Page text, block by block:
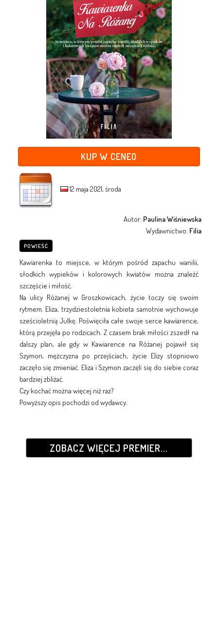
KUP W CENEO
12 maja 2021, środa
Autor: Paulina Wiśniewska
Wydawnictwo: Filia
POWIEŚĆ
Kawiarenka to miejsce, w którym pośród zapachu wanilii,
słodkich wypieków i kolorowych kwiatów można znaleźć
szczęście i miłość.
Na ulicy Różanej w Groszkowicach, życie toczy się swoim
rytmem. Eliza, trzydziestoletnia kobieta samotnie wychowuje
sześcioletnią Julkę. Poświęciła całe swoje serce kawiarence,
którą przejęła po rodzicach. Z czasem brak miłości zszedł na
dalszy plan, ale gdy w Kawiarence na Różanej pojawił się
Szymon, mężczyzna po przejściach, życie Elizy stopniowo
zaczęło się zmieniać. Eliza i Szymon zaczęli się do siebie coraz
bardziej zbliżać.
Czy kochać można więcej niż raz?
Powyższy opis pochodzi od wydawcy.
ZOBACZ WIĘCEJ PREMIER...